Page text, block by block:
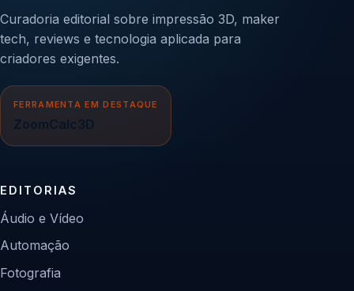
Curadoria editorial sobre impressão 3D, maker
tech, reviews e tecnologia aplicada para
criadores exigentes.
FERRAMENTA EM DESTAQUE
ZoomCalc3D
EDITORIAS
Áudio e Vídeo
Automação
Fotografia